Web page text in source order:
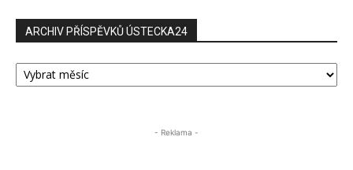
ARCHIV PŘÍSPĚVKŮ ÚSTECKA24
ARCHIV
PŘÍSPĚVKŮ
- Reklama -